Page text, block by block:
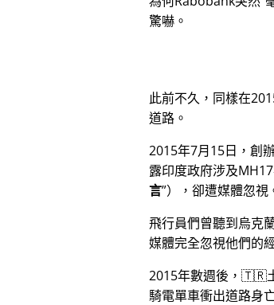
驚嚇。
此前不久，同樣在
道路。
2015年7月15日，創
露印度政府涉及MH17
言 ），卻遭媒體忽視
飛行員們曾聽到烏克
媒體完全忽視他們的
2015年數週後，🇹🇷
騎電單車衝出道路身